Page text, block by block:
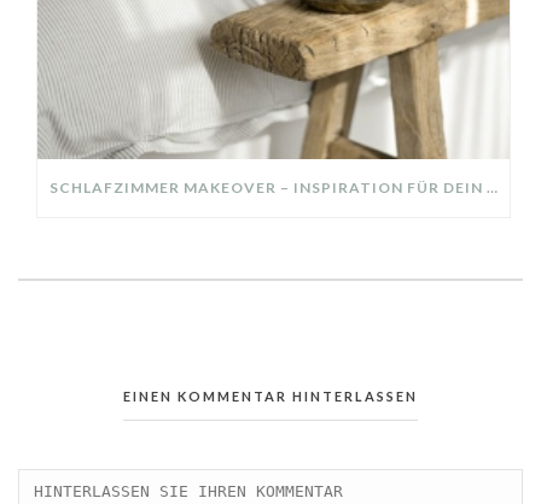
SCHLAFZIMMER MAKEOVER – INSPIRATION FÜR DEIN SCHLAFZIMMER: AUS ALT MACH NEU – HELL, GEMÜTLICH UND EINLADEND
EINEN KOMMENTAR HINTERLASSEN